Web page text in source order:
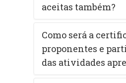
aceitas também?
Como será a
proponentes e
das atividades